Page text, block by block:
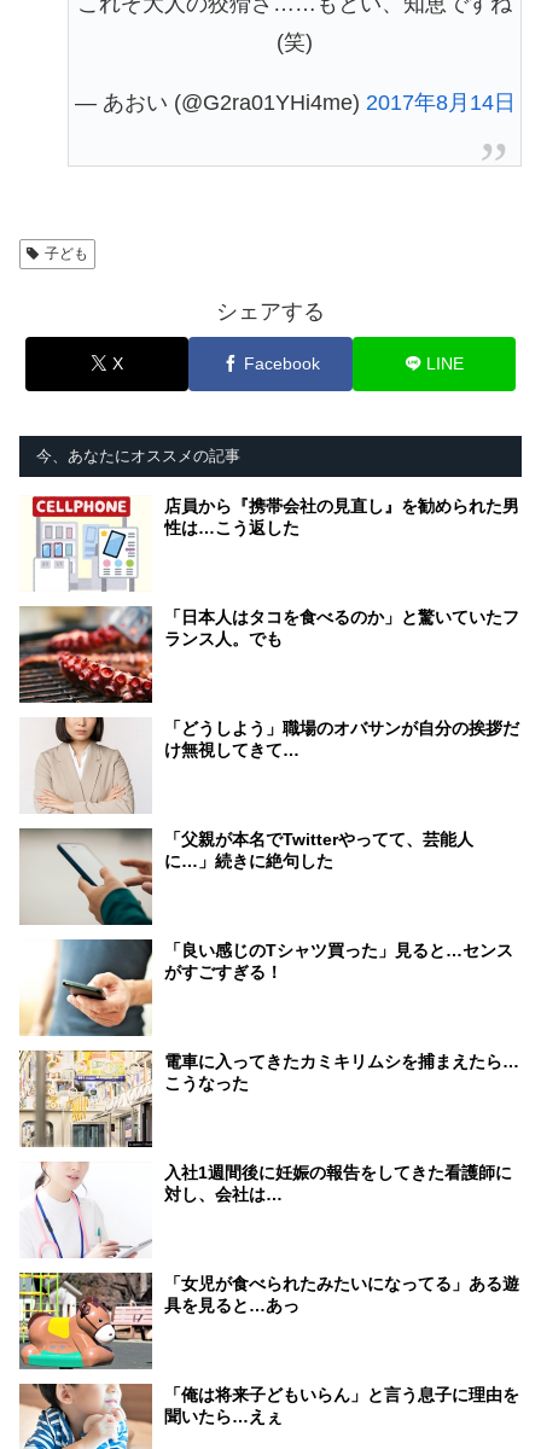
(笑)
— あおい (@G2ra01YHi4me) 2017年8月14日
子ども
シェアする
X Facebook LINE
今、あなたにオススメの記事
店員から『携帯会社の見直し』を勧められた男
性は…こう返した
「日本人はタコを食べるのか」と驚いていたフ
ランス人。でも
「どうしよう」職場のオバサンが自分の挨拶だ
け無視してきて…
「父親が本名でTwitterやってて、芸能人
に…」続きに絶句した
「良い感じのTシャツ買った」見ると…センス
がすごすぎる！
電車に入ってきたカミキリムシを捕まえたら…
こうなった
入社1週間後に妊娠の報告をしてきた看護師に
対し、会社は…
「女児が食べられたみたいになってる」ある遊
具を見ると…あっ
「俺は将来子どもいらん」と言う息子に理由を
聞いたら…えぇ